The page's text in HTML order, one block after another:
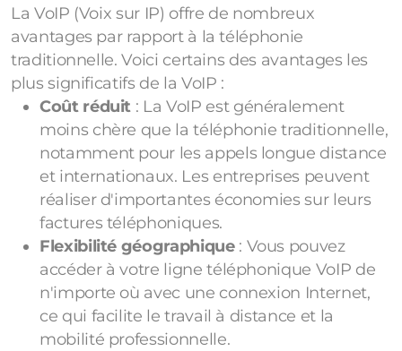
La VoIP (Voix sur IP) offre de nombreux
avantages par rapport à la téléphonie
traditionnelle. Voici certains des avantages les
plus significatifs de la VoIP :
Coût réduit : La VoIP est généralement
moins chère que la téléphonie traditionnelle,
notamment pour les appels longue distance
et internationaux. Les entreprises peuvent
réaliser d'importantes économies sur leurs
factures téléphoniques.
Flexibilité géographique: Vous pouvez
accéder à votre ligne téléphonique VoIP de
n'importe où avec une connexion Internet,
ce qui facilite le travail à distance et la
mobilité professionnelle.